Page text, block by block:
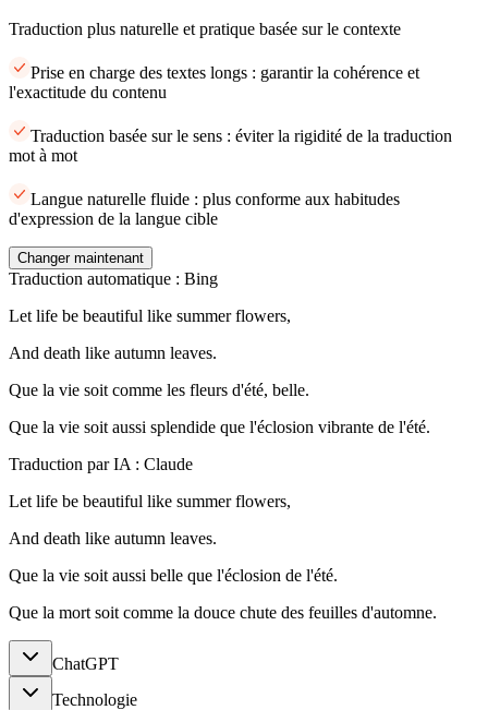
Traduction plus naturelle et pratique basée sur le contexte
Prise en charge des textes longs : garantir la cohérence et
l'exactitude du contenu
Traduction basée sur le sens : éviter la rigidité de la traduction
mot à mot
Langue naturelle fluide : plus conforme aux habitudes
d'expression de la langue cible
Changer maintenant
Traduction automatique : Bing
Let life be beautiful like summer flowers,
And death like autumn leaves.
Que la vie soit comme les fleurs d'été, belle.
Que la vie soit aussi splendide que l'éclosion vibrante de l'été.
Traduction par IA : Claude
Let life be beautiful like summer flowers,
And death like autumn leaves.
Que la vie soit aussi belle que l'éclosion de l'été.
Que la mort soit comme la douce chute des feuilles d'automne.
ChatGPT
Technologie